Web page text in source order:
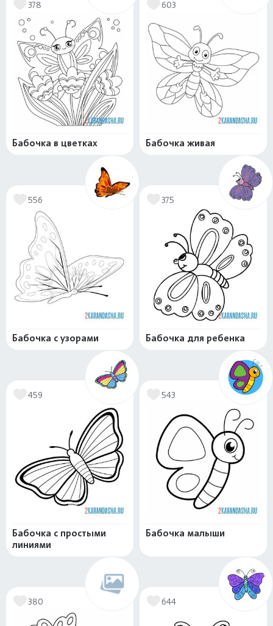
378
Бабочка в цветках
603
Бабочка живая
556
Бабочка с узорами
375
Бабочка для ребенка
459
Бабочка с простыми
линиями
543
Бабочка малыши
380 644